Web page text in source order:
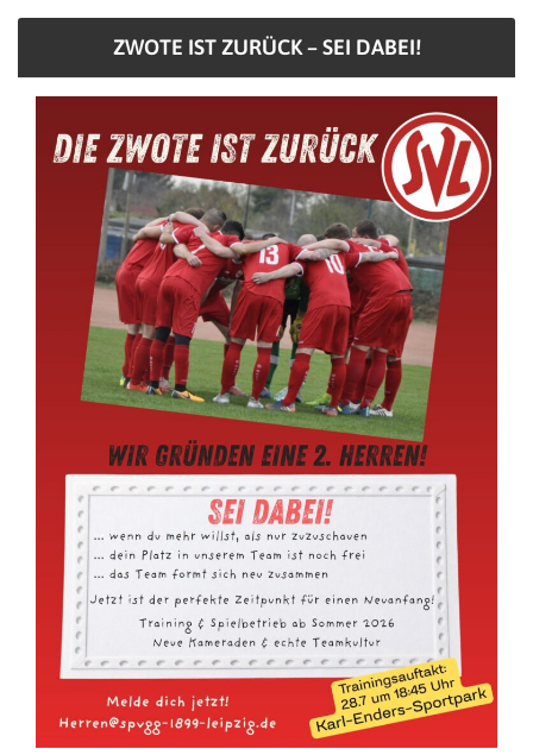
ZWOTE IST ZURÜCK – SEI DABEI!